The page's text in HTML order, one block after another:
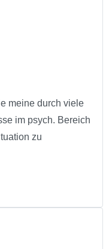
meine durch viele
im psych. Bereich
zu